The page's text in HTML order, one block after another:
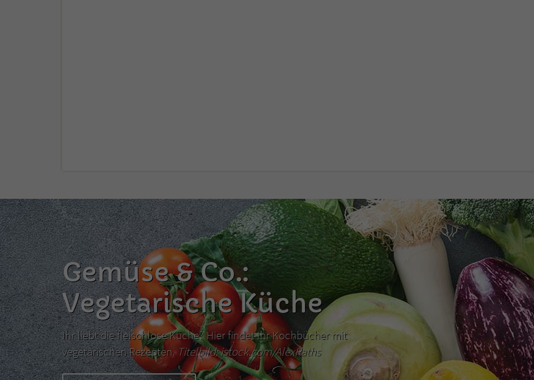
Gemüse & Co.:
Vegetarische Küche
Ihr liebt die fleischlose Küche? Hier findet Ihr Kochbücher mit
vegetarischen Rezepten. Titelbild: istock.com/AlexRaths